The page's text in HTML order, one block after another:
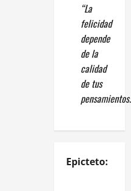
“La
felicidad
depende
de la
calidad
de tus
Epicteto: